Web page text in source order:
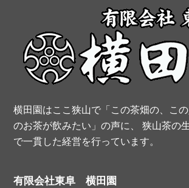
k
t
r
e
横田園はここ狭山で「この茶畑の、こ
のお茶が飲みたい」の声に、 狭山茶の
で一貫した経営を行っています。
有限会社東阜 横田園